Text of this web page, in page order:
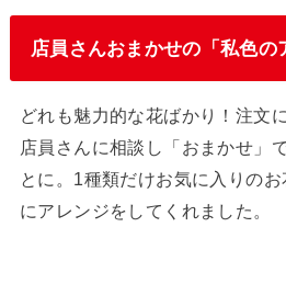
店員さんおまかせの「私色の
どれも魅力的な花ばかり！注文
店員さんに相談し「おまかせ」
とに。1種類だけお気に入りの
にアレンジをしてくれました。